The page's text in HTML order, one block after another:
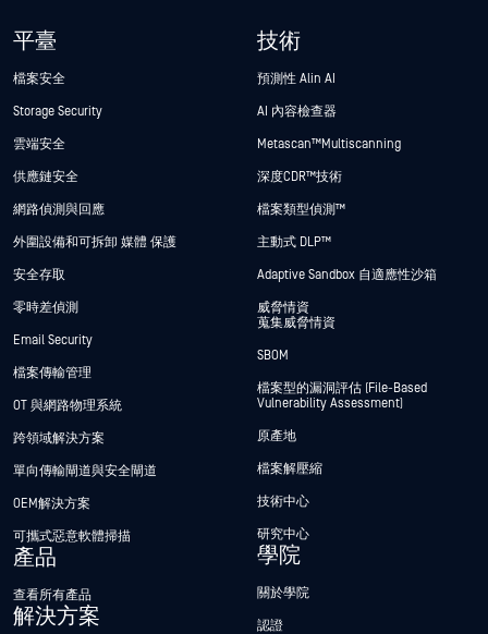
平臺
檔案安全
Storage Security
雲端安全
供應鏈安全
網路偵測與回應
外圍設備和可拆卸 媒體 保護
安全存取
零時差偵測
Email Security
檔案傳輸管理
OT 與網路物理系統
跨領域解決方案
單向傳輸閘道與安全閘道
OEM解決方案
可攜式惡意軟體掃描
產品
查看所有產品
解決方案
技術
預測性 Alin AI
AI 內容檢查器
Metascan™ Multiscanning
深度CDR™技術
檔案類型偵測™
主動式 DLP™
Adaptive Sandbox 自適應性沙箱
威脅情資
蒐集威脅情資
SBOM
檔案型的漏洞評估 (File-Based
Vulnerability Assessment)
原產地
檔案解壓縮
技術中心
研究中心
學院
關於學院
認證